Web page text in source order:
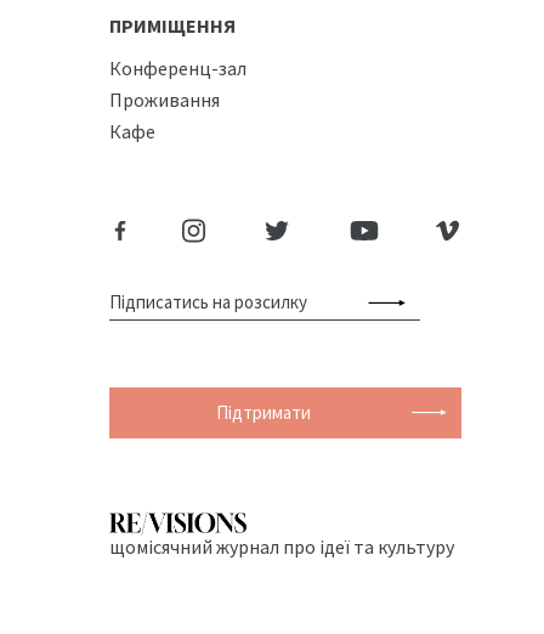
ПРИМІЩЕННЯ
Конференц-зал
Проживання
Кафе
Підтримати
щомісячний журнал про ідеї та культуру